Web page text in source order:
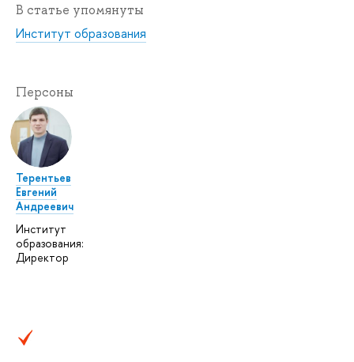
В статье упомянуты
Институт образования
Персоны
Терентьев
Евгений
Андреевич
Институт
образования:
Директор